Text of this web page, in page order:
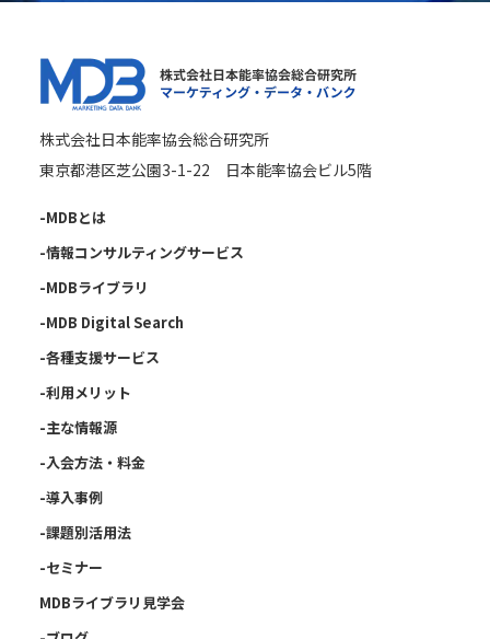
株式会社日本能率協会総合研究所
東京都港区芝公園3-1-22 日本能率協会ビル5階
-MDBとは
-情報コンサルティングサービス
-MDBライブラリ
-MDB Digital Search
-各種支援サービス
-利用メリット
-主な情報源
-入会方法・料金
-導入事例
-課題別活用法
-セミナー
MDBライブラリ見学会